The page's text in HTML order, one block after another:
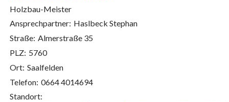
Holzbau-Meister
Ansprechpartner: Haslbeck Stephan
Straße: Almerstraße 35
PLZ: 5760
Ort: Saalfelden
Telefon: 0664 4014694
Standort: